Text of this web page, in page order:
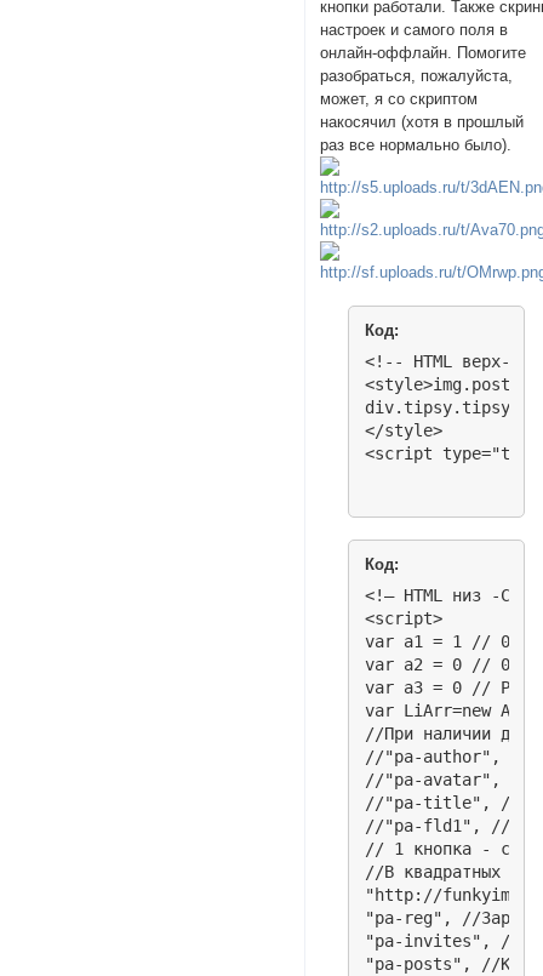
кнопки работали. Также
настроек и самого поля в
онлайн-оффлайн. Помогите
разобраться, пожалуйста,
может, я со скриптом
накосячил (хотя в прошлый
раз все нормально было).
Код:
<!-- HTML верх-
<style>img.post-
div.tipsy.tipsy-
</style>
<script
Код:
<!— HTML низ -
<script>
var a1 = 1 // 0 -
var a2 = 0 // 0 -
var a3 = 0 //
var LiArr=new
//При наличии
//"pa-author", //
//"pa-avatar", //
//"pa-title", //
//"pa-fld1", //
// 1 кнопка -
//В квадратных
"http://
"pa-reg", //
"pa-invites", //
"pa-posts", //Кол-